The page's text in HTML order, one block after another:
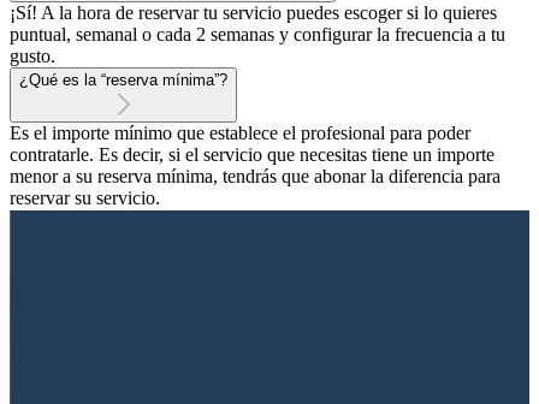
¡Sí! A la hora de reservar tu servicio puedes escoger si lo quieres
puntual, semanal o cada 2 semanas y configurar la frecuencia a tu
gusto.
¿Qué es la “reserva mínima”?
Es el importe mínimo que establece el profesional para poder
contratarle. Es decir, si el servicio que necesitas tiene un importe
menor a su reserva mínima, tendrás que abonar la diferencia para
reservar su servicio.